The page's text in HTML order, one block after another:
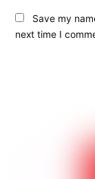
Save my
next time I